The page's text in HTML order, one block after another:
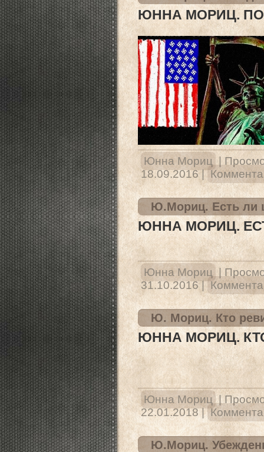
ЮННА МОРИЦ.
Юнна Мориц
18.09.2016 |
Ю.Мориц. Есть ли
ЮННА МОРИЦ.
Юнна Мориц
31.10.2016 |
Ю. Мориц. Кто
ЮННА МОРИЦ.
Юнна Мориц |
22.01.2018 |
Ю.Мориц.